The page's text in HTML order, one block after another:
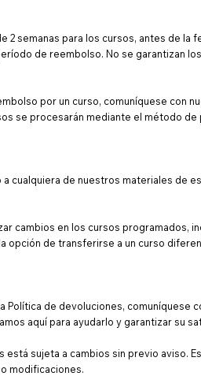
semanas para los cursos, antes de la
de reembolso. No se garantizan
por un curso, comuníquese con
se procesarán mediante el método
cualquiera de nuestros materiales de
cambios en los cursos programados,
opción de transferirse a un curso
de devoluciones, comuníquese
aquí para ayudarlo y garantizar su
está sujeta a cambios sin previo aviso.
modificaciones.